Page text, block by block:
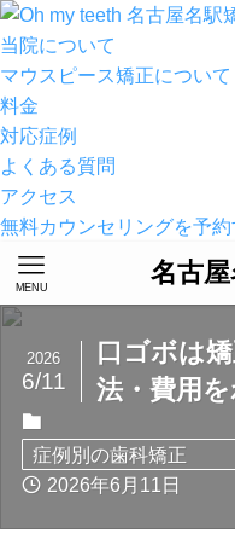
名古屋名駅
当院について
マウスピース矯正について
料金
対応症例
よくある質問
アクセス
無料カウンセリングを予約
名古
MENU
口ゴボは
法・費用
2026
6/11
症例別の歯科矯正
2026年6月11日